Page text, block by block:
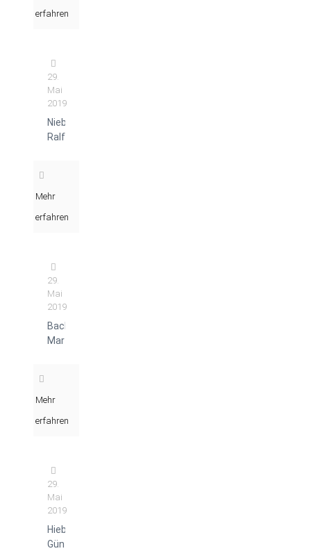
erfahren
29.
Mai
2019
Niebeling
Ralf
Mehr
erfahren
29.
Mai
2019
Bachmann
Martin
Mehr
erfahren
29.
Mai
2019
Hiebenthal
Günter